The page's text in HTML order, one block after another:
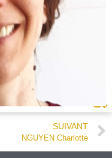
SUIVANT
NGUYEN Charlotte